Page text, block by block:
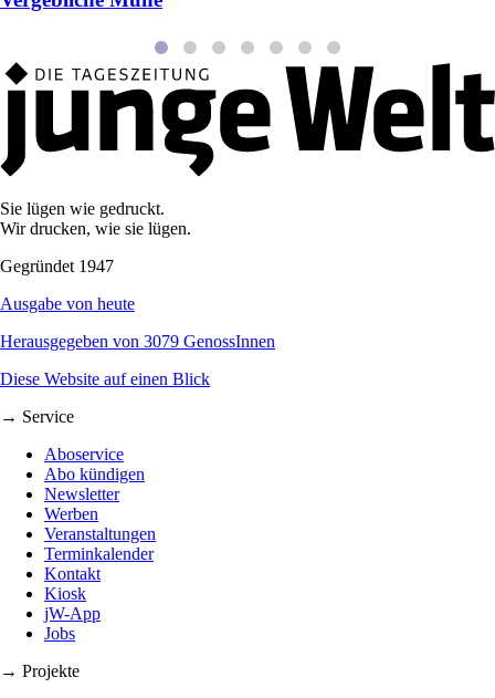
Sie lügen wie gedruckt.
Wir drucken, wie sie lügen.
Gegründet 1947
Ausgabe von heute
Herausgegeben von 3079 GenossInnen
Diese Website auf einen Blick
→ Service
Aboservice
Abo kündigen
Newsletter
Werben
Veranstaltungen
Terminkalender
Kontakt
Kiosk
jW-App
Jobs
→ Projekte